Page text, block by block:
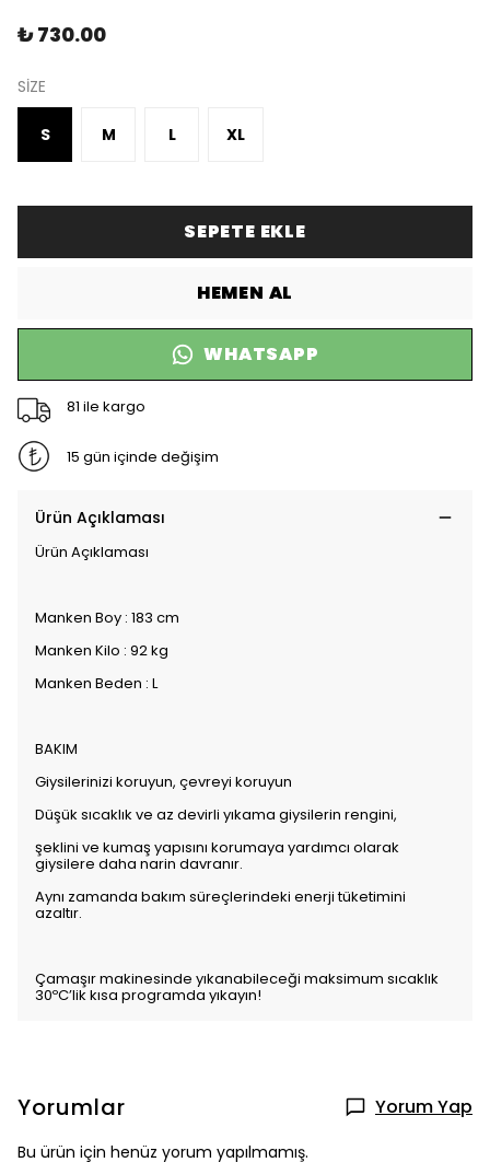
₺ 730.00
SİZE
S M L XL
SEPETE EKLE
HEMEN AL
WHATSAPP
81 ile kargo
15 gün içinde değişim
Ürün Açıklaması
Ürün Açıklaması
Manken Boy : 183 cm
Manken Kilo : 92 kg
Manken Beden : L
BAKIM
Giysilerinizi koruyun, çevreyi koruyun
Düşük sıcaklık ve az devirli yıkama giysilerin rengini,
şeklini ve kumaş yapısını korumaya yardımcı olarak
giysilere daha narin davranır.
Aynı zamanda bakım süreçlerindeki enerji tüketimini
azaltır.
Çamaşır makinesinde yıkanabileceği maksimum sıcaklık
30ºC’lik kısa programda yıkayın!
Yorumlar Yorum Yap
Bu ürün için henüz yorum yapılmamış.